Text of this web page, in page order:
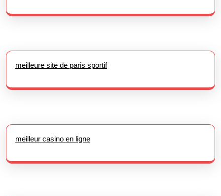
meilleure site de paris sportif
meilleur casino en ligne